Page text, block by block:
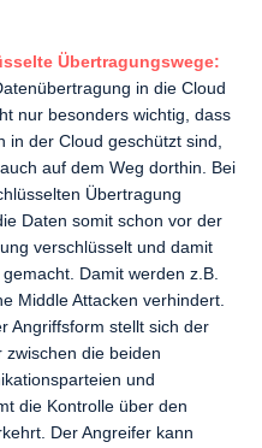
Übertragungswege:
in die Cloud
nur besonders wichtig, dass
in der Cloud geschützt sind,
auf dem Weg dorthin. Bei
Übertragung
Daten somit schon vor der
verschlüsselt und damit
Damit werden z.B.
Middle Attacken verhindert.
Angriffsform stellt sich der
zwischen die beiden
und
die Kontrolle über den
Der Angreifer kann